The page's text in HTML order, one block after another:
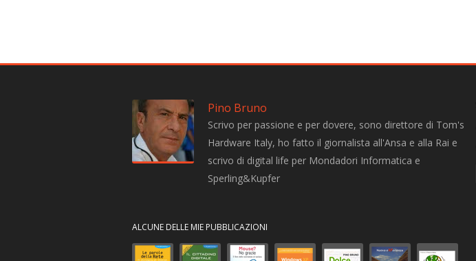
Pino Bruno
Scrivo per passione e per dovere, sono direttore di Tom's
Hardware Italy, ho fatto il giornalista all'Ansa e alla Rai e
scrivo di digital life per Mondadori Informatica e
Sperling&Kupfer
ALCUNE DELLE MIE PUBBLICAZIONI